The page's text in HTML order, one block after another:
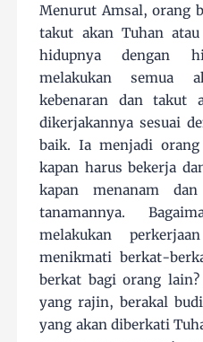
Menurut Amsal, orang
takut akan Tuhan
hidupnya dengan
melakukan semua
kebenaran dan takut
dikerjakannya sesuai
baik. Ia menjadi
kapan harus bekerja
kapan menanam
tanamannya.
melakukan
menikmati berkat-
berkat bagi orang
yang rajin, berakal
yang akan diberkati